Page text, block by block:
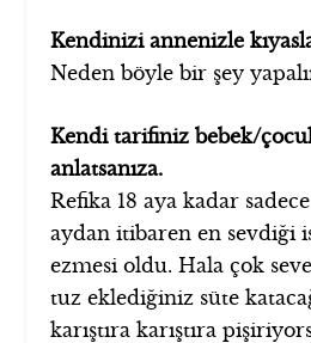
Kendinizi annenizle
Neden böyle bir şey
Kendi tarifiniz bebek/
anlatsanıza.
Refika 18 aya kadar
aydan itibaren en sevdiği
ezmesi oldu. Hala çok
tuz eklediğiniz süte
karıştıra karıştıra